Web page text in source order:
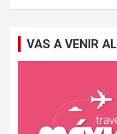
c
VAS A VENIR